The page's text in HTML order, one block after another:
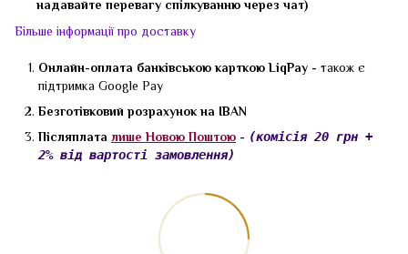
надавайте перевагу спілкуванню через чат)
Більше інформації про доставку
Онлайн-оплата банківською карткою LiqPay - також є
підтримка Google Pay
Безготівковий розрахунок на IBAN
Післяплата лише Новою Поштою - (комісія 20 грн +
2% від вартості замовлення)